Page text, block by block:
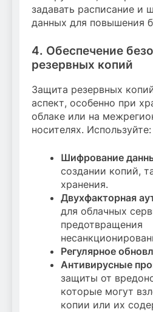
задавать расписание и
данных для повышения
4. Обеспечение
резервных копий
Защита резервных
аспект, особенно при
облаке или на
носителях. Используйте:
Шифрование
создании копий,
хранения.
Двухфакторная
для облачных
предотвращения
Регулярное
Антивирусные
защиты от
которые могут
копии или их